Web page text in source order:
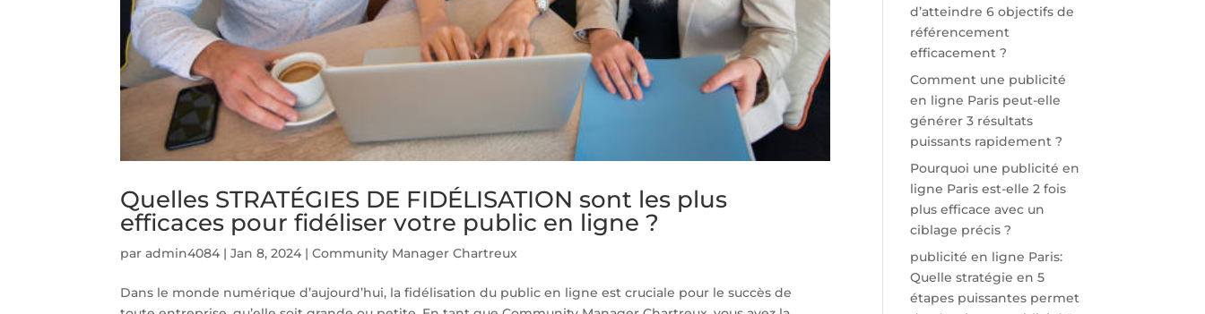
Quelles STRATÉGIES DE FIDÉLISATION sont les plus
efficaces pour fidéliser votre public en ligne ?
paradmin4084 |Jan 8, 2024 |Community Manager Chartreux
Dans le monde numérique d’aujourd’hui, la fidélisation du public en ligne est cruciale pour le succès de
d’atteindre 6 objectifs de
référencement
efficacement ?
Comment une publicité
en ligne Paris peut-elle
générer 3 résultats
puissants rapidement ?
Pourquoi une publicité en
ligne Paris est-elle 2 fois
plus efficace avec un
ciblage précis ?
publicité en ligne Paris:
Quelle stratégie en 5
étapes puissantes permet